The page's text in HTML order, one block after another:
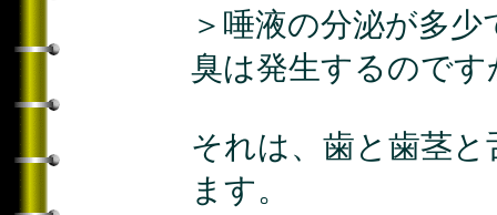
＞唾液の分泌が多
臭は発生するのです
それは、歯と歯茎
ます。